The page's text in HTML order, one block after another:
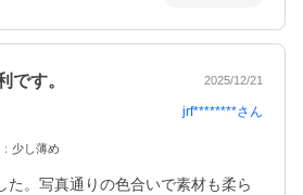
です。 2025/12/21
jrf********さん
： 少し薄め
た。写真通りの色合いで素材も柔ら